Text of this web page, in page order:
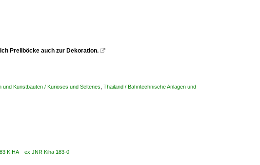
Prellböcke auch zur Dekoration. 
und Kunstbauten / Kurioses und Seltenes Thailand / Bahntechnische Anlagen und
KIHA ex JNR Kiha 183-0